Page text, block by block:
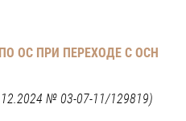
ОС ПРИ ПЕРЕХОДЕ С ОСН
№ 03-07-11/129819)